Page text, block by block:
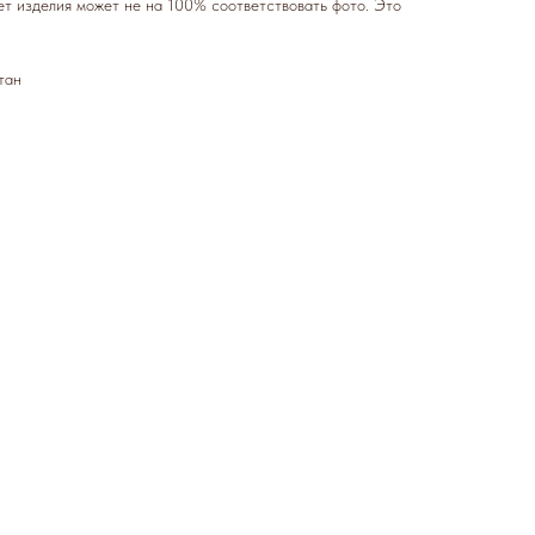
изделия может не на 100% соответствовать фото. Это